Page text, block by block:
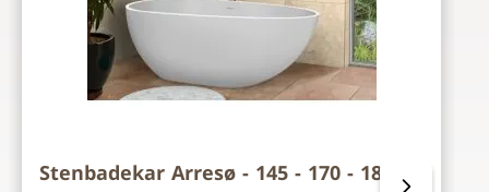
Stenbadekar Arresø - 145 - 170 - 185